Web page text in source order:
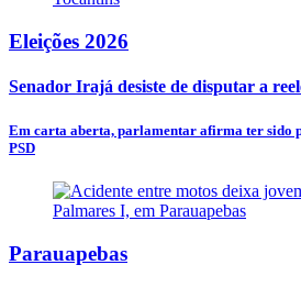
Eleições 2026
Senador Irajá desiste de disputar a
Em carta aberta, parlamentar afirma ter sido
PSD
Parauapebas